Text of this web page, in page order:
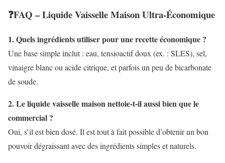
❓FAQ – Liquide Vaisselle Maison Ultra-Économique
1. Quels ingrédients utiliser pour une recette économique ?
Une base simple inclut : eau, tensioactif doux (ex. : SLES), sel,
vinaigre blanc ou acide citrique, et parfois un peu de bicarbonate
de soude.
2. Le liquide vaisselle maison nettoie-t-il aussi bien que le
commercial ?
Oui, s’il est bien dosé. Il est tout à fait possible d’obtenir un bon
pouvoir dégraissant avec des ingrédients simples et naturels.